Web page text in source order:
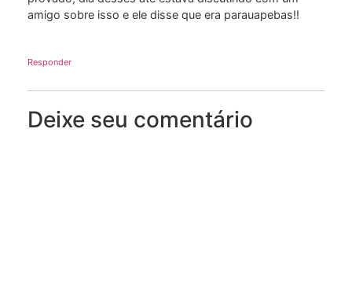
amigo sobre isso e ele disse que era parauapebas!!
Responder
Deixe seu comentário